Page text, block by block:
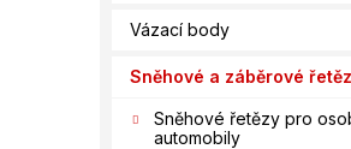
Vázací body
Sněhové a záběrové
Sněhové řetězy pro
automobily